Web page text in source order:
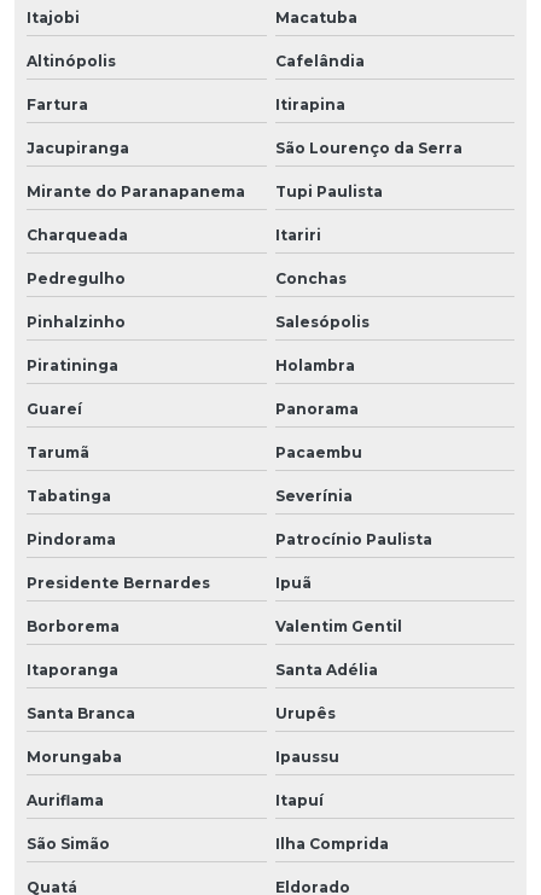
Itajobi Macatuba
Altinópolis Cafelândia
Fartura Itirapina
Jacupiranga São Lourenço da Serra
Mirante do Paranapanema Tupi Paulista
Charqueada Itariri
Pedregulho Conchas
Pinhalzinho Salesópolis
Piratininga Holambra
Guareí Panorama
Tarumã Pacaembu
Tabatinga Severínia
Pindorama Patrocínio Paulista
Presidente Bernardes Ipuã
Borborema Valentim Gentil
Itaporanga Santa Adélia
Santa Branca Urupês
Morungaba Ipaussu
Auriflama Itapuí
São Simão Ilha Comprida
Quatá Eldorado